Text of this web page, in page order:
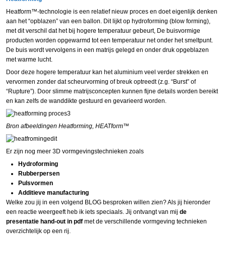
Heatform™-technologie is een relatief nieuw proces en doet eigenlijk denken
aan het “opblazen” van een ballon. Dit lijkt op hydroforming (blow forming),
met dit verschil dat het bij hogere temperatuur gebeurt, De buisvormige
producten worden opgewarmd tot een temperatuur net onder het smeltpunt.
De buis wordt vervolgens in een matrijs gelegd en onder druk opgeblazen
met warme lucht.
Door deze hogere temperatuur kan het aluminium veel verder strekken en
vervormen zonder dat scheurvorming of breuk optreedt (z.g. “Burst” of
“Rupture”). Door slimme matrijsconcepten kunnen fijne details worden bereikt
en kan zelfs de wanddikte gestuurd en gevarieerd worden.
Bron afbeeldingen Heatforming, HEATform™
Er zijn nog meer 3D vormgevingstechnieken zoals
Hydroforming
Rubberpersen
Pulsvormen
Additieve manufacturing
Welke zou jij in een volgend BLOG besproken willen zien? Als jij hieronder
een reactie weergeeft heb ik iets speciaals. Jij ontvangt van mij de
presentatie hand-out in pdf met de verschillende vormgeving technieken
overzichtelijk op een rij.